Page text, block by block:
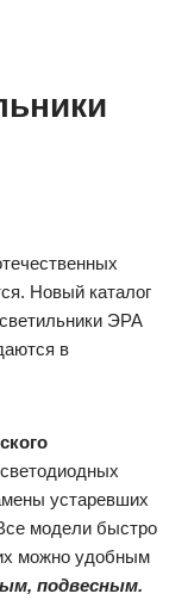
Новый каталог
ЭРА
в
устаревших
модели быстро
можно удобным
подвесным.